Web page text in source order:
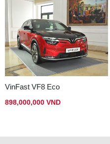
VinFast VF8 Eco
898,000,000 VND